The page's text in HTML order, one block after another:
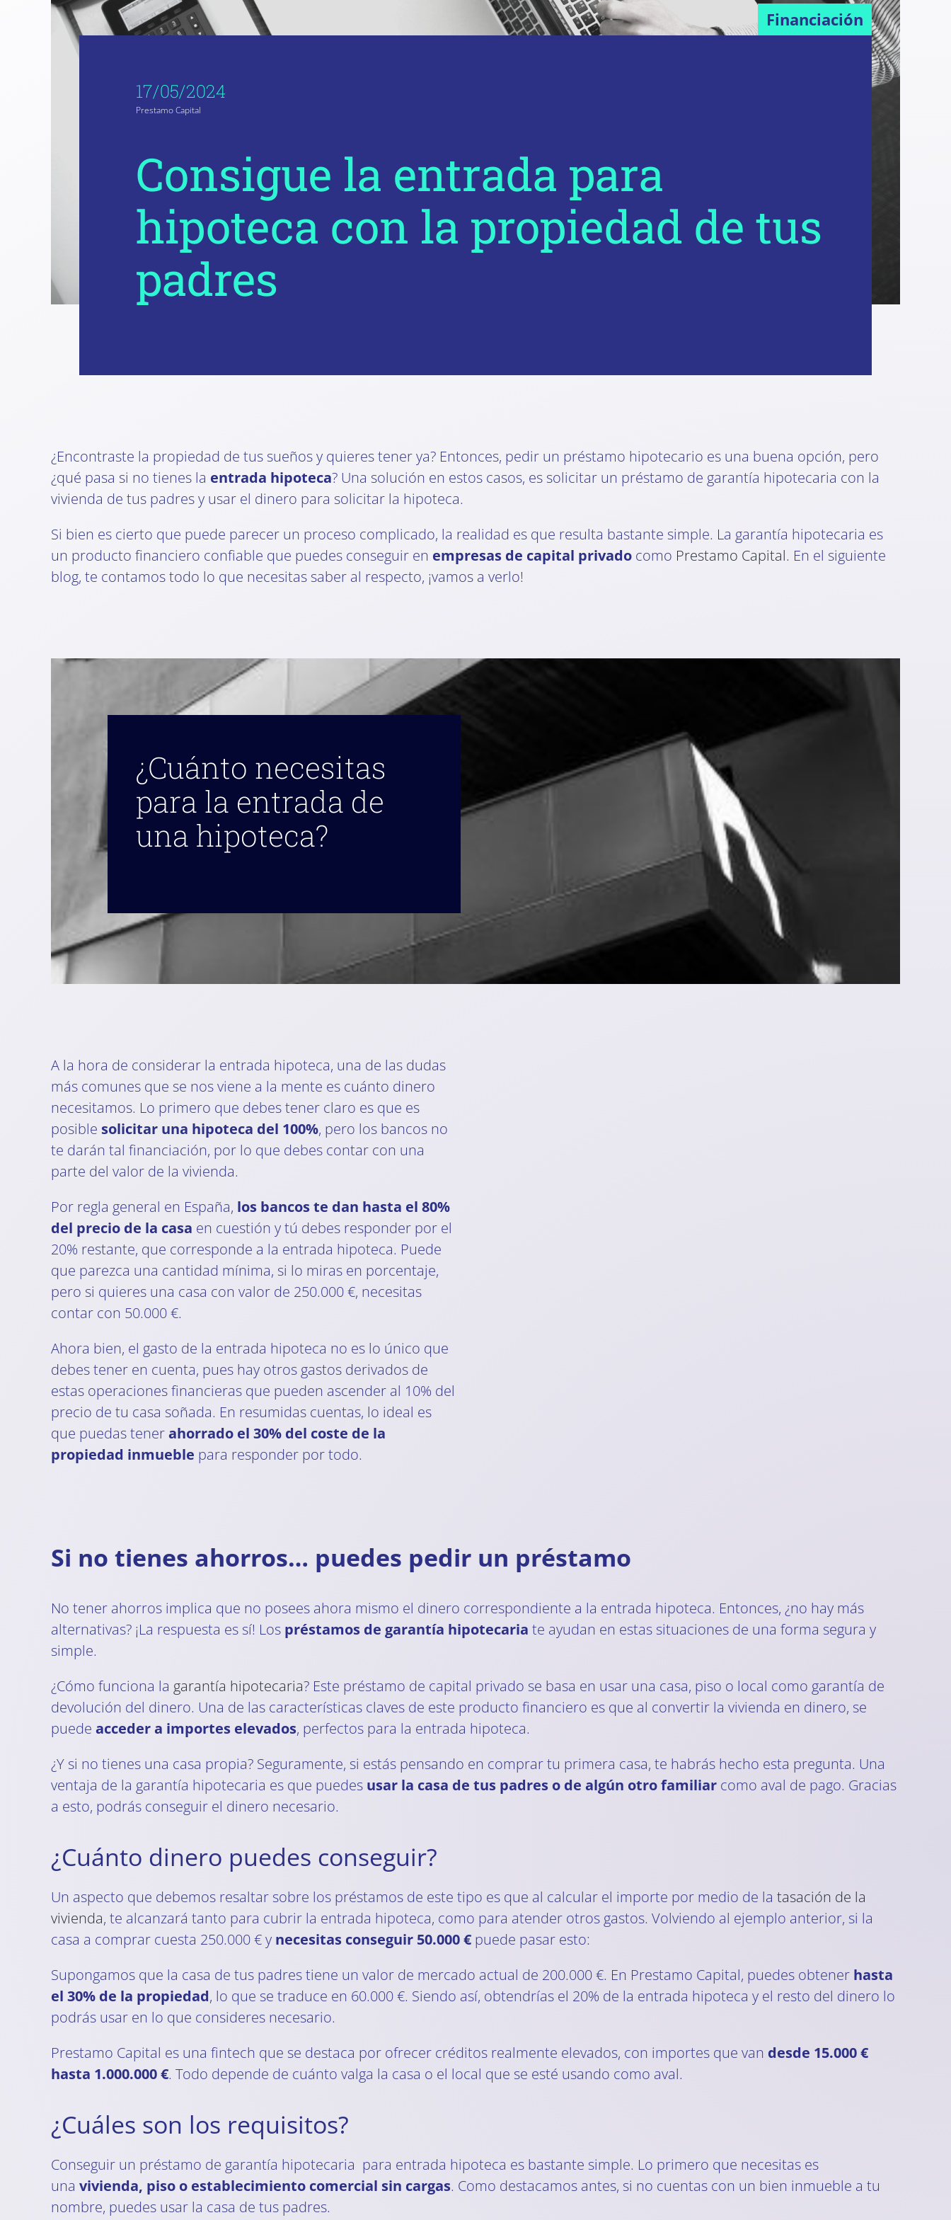
Financiación
17/05/2024
Prestamo Capital
Consigue la entrada para
hipoteca con la propiedad de tus
padres
¿Encontraste la propiedad de tus sueños y quieres tener ya? Entonces, pedir un préstamo hipotecario es una buena opción, pero
¿qué pasa si no tienes la entrada hipoteca? Una solución en estos casos, es solicitar un préstamo de garantía hipotecaria con la
vivienda de tus padres y usar el dinero para solicitar la hipoteca.
Si bien es cierto que puede parecer un proceso complicado, la realidad es que resulta bastante simple. La garantía hipotecaria es
un producto financiero confiable que puedes conseguir en empresas de capital privado como Prestamo Capital. En el siguiente
blog, te contamos todo lo que necesitas saber al respecto, ¡vamos a verlo!
¿Cuánto necesitas
para la entrada de
una hipoteca?
A la hora de considerar la entrada hipoteca, una de las dudas
más comunes que se nos viene a la mente es cuánto dinero
necesitamos. Lo primero que debes tener claro es que es
posible solicitar una hipoteca del 100%, pero los bancos no
te darán tal financiación, por lo que debes contar con una
parte del valor de la vivienda.
Por regla general en España, los bancos te dan hasta el 80%
del precio de la casa en cuestión y tú debes responder por el
20% restante, que corresponde a la entrada hipoteca. Puede
que parezca una cantidad mínima, si lo miras en porcentaje,
pero si quieres una casa con valor de 250.000 €, necesitas
contar con 50.000 €.
Ahora bien, el gasto de la entrada hipoteca no es lo único que
debes tener en cuenta, pues hay otros gastos derivados de
estas operaciones financieras que pueden ascender al 10% del
precio de tu casa soñada. En resumidas cuentas, lo ideal es
que puedas tenerahorrado el 30% del coste de la
propiedad inmueble para responder por todo.
Si no tienes ahorros… puedes pedir un préstamo
No tener ahorros implica que no posees ahora mismo el dinero correspondiente a la entrada hipoteca. Entonces, ¿no hay más
alternativas? ¡La respuesta es sí! Los préstamos de garantía hipotecaria te ayudan en estas situaciones de una forma segura y
simple.
¿Cómo funciona la garantía hipotecaria? Este préstamo de capital privado se basa en usar una casa, piso o local como garantía de
devolución del dinero. Una de las características claves de este producto financiero es que al convertir la vivienda en dinero, se
puede acceder a importes elevados, perfectos para la entrada hipoteca.
¿Y si no tienes una casa propia? Seguramente, si estás pensando en comprar tu primera casa, te habrás hecho esta pregunta. Una
ventaja de la garantía hipotecaria es que puedes usar la casa de tus padres o de algún otro familiarcomo aval de pago. Gracias
a esto, podrás conseguir el dinero necesario.
¿Cuánto dinero puedes conseguir?
Un aspecto que debemos resaltar sobre los préstamos de este tipo es que al calcular el importe por medio de la tasación de la
vivienda, te alcanzará tanto para cubrir la entrada hipoteca, como para atender otros gastos. Volviendo al ejemplo anterior, si la
casa a comprar cuesta 250.000 € y necesitas conseguir 50.000 € puede pasar esto:
Supongamos que la casa de tus padres tiene un valor de mercado actual de 200.000 €. En Prestamo Capital, puedes obtener hasta
el 30% de la propiedad, lo que se traduce en 60.000 €. Siendo así, obtendrías el 20% de la entrada hipoteca y el resto del dinero lo
podrás usar en lo que consideres necesario.
Prestamo Capital es una fintech que se destaca por ofrecer créditos realmente elevados, con importes que van desde 15.000 €
hasta 1.000.000 €. Todo depende de cuánto valga la casa o el local que se esté usando como aval.
¿Cuáles son los requisitos?
Conseguir un préstamo de garantía hipotecaria para entrada hipoteca es bastante simple. Lo primero que necesitas es
una vivienda, piso o establecimiento comercial sin cargas. Como destacamos antes, si no cuentas con un bien inmueble a tu
nombre, puedes usar la casa de tus padres.